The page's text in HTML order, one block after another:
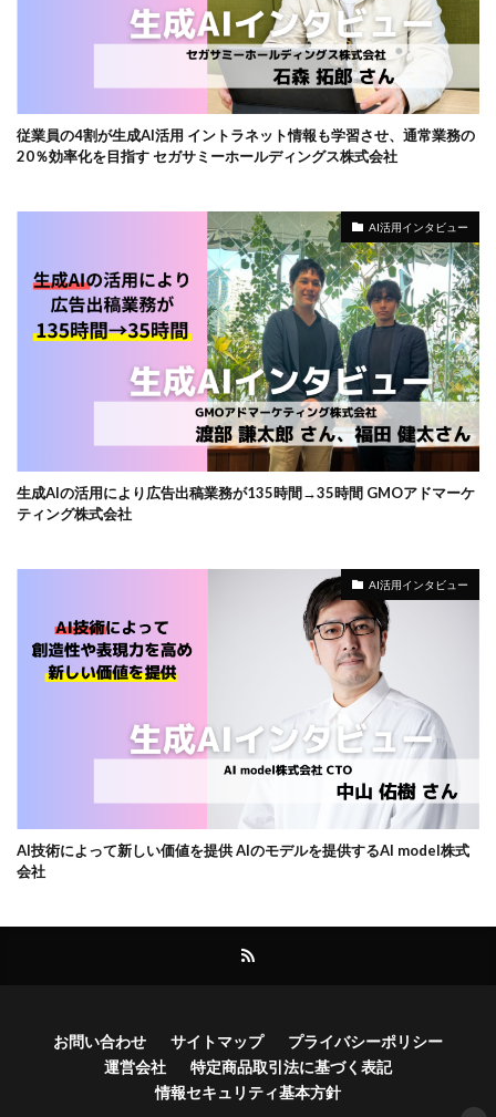
従業員の4割が生成AI活用 イントラネット情報も学習させ、通常業務の
20％効率化を目指す セガサミーホールディングス株式会社
AI活用インタビュー
生成AIの活用により広告出稿業務が135時間→35時間 GMOアドマーケ
ティング株式会社
AI活用インタビュー
AI技術によって新しい価値を提供 AIのモデルを提供するAI model株式
会社
お問い合わせ サイトマップ
プライバシーポリシー
運営会社
特定商品取引法に基づく表記
情報セキュリティ基本方針